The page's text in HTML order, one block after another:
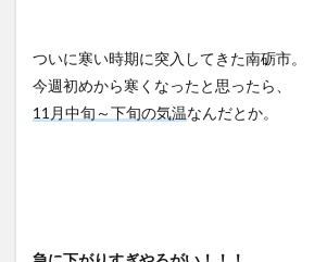
ついに寒い時期に突入してきた南砺市。
今週初めから寒くなったと思ったら、
11月中旬～下旬の気温なんだとか。